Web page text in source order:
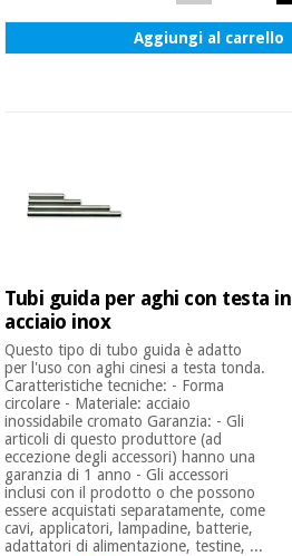
Aggiungi al carrello
Tubi guida per aghi con testa in
acciaio inox
Questo tipo di tubo guida è adatto
per l'uso con aghi cinesi a testa tonda.
Caratteristiche tecniche: - Forma
circolare - Materiale: acciaio
inossidabile cromato Garanzia: - Gli
articoli di questo produttore (ad
eccezione degli accessori) hanno una
garanzia di 1 anno - Gli accessori
inclusi con il prodotto o che possono
essere acquistati separatamente, come
cavi, applicatori, lampadine, batterie,
adattatori di alimentazione, testine, ...